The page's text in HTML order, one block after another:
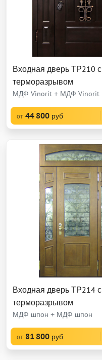
Входная дверь ТР210 с
терморазрывом
МДФ Vinorit + МДФ Vinorit
от 44 800 руб
Входная дверь ТР214 с
терморазрывом
МДФ шпон + МДФ шпон
от 81 800 руб